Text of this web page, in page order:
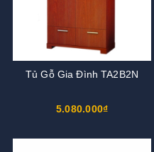
Tủ Gỗ Gia Đình TA2B2N
5.080.000₫